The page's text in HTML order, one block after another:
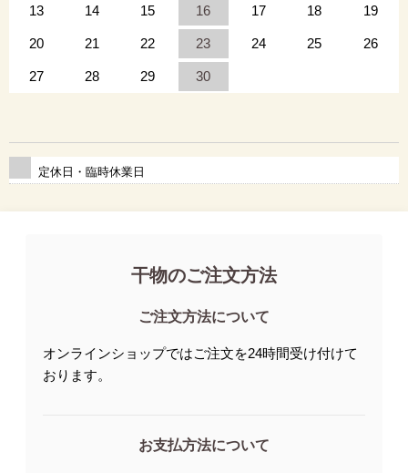
13 14 15 16 17 18 19
20 21 22 23 24 25 26
27 28 29 30
定休日・臨時休業日
干物のご注文方法
ご注文方法について
オンラインショップではご注文を24時間受け付けて
おります。
お支払方法について